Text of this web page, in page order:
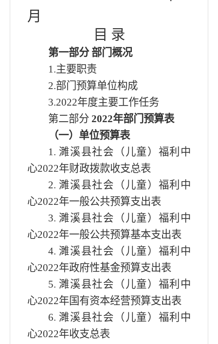
月
目 录
第一部分 部门概况
1.主要职责
2.部门预算单位构成
3.2022年度主要工作任务
第二部分 2022年部门预算表
（一）单位预算表
1. 濉溪县社会（儿童）福利中
心2022年财政拨款收支总表
2. 濉溪县社会（儿童）福利中
心2022年一般公共预算支出表
3. 濉溪县社会（儿童）福利中
心2022年一般公共预算基本支出表
4. 濉溪县社会（儿童）福利中
心2022年政府性基金预算支出表
5. 濉溪县社会（儿童）福利中
心2022年国有资本经营预算支出表
6. 濉溪县社会（儿童）福利中
心2022年收支总表